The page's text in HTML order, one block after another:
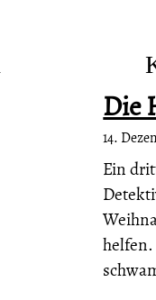
Die
14.
Ein